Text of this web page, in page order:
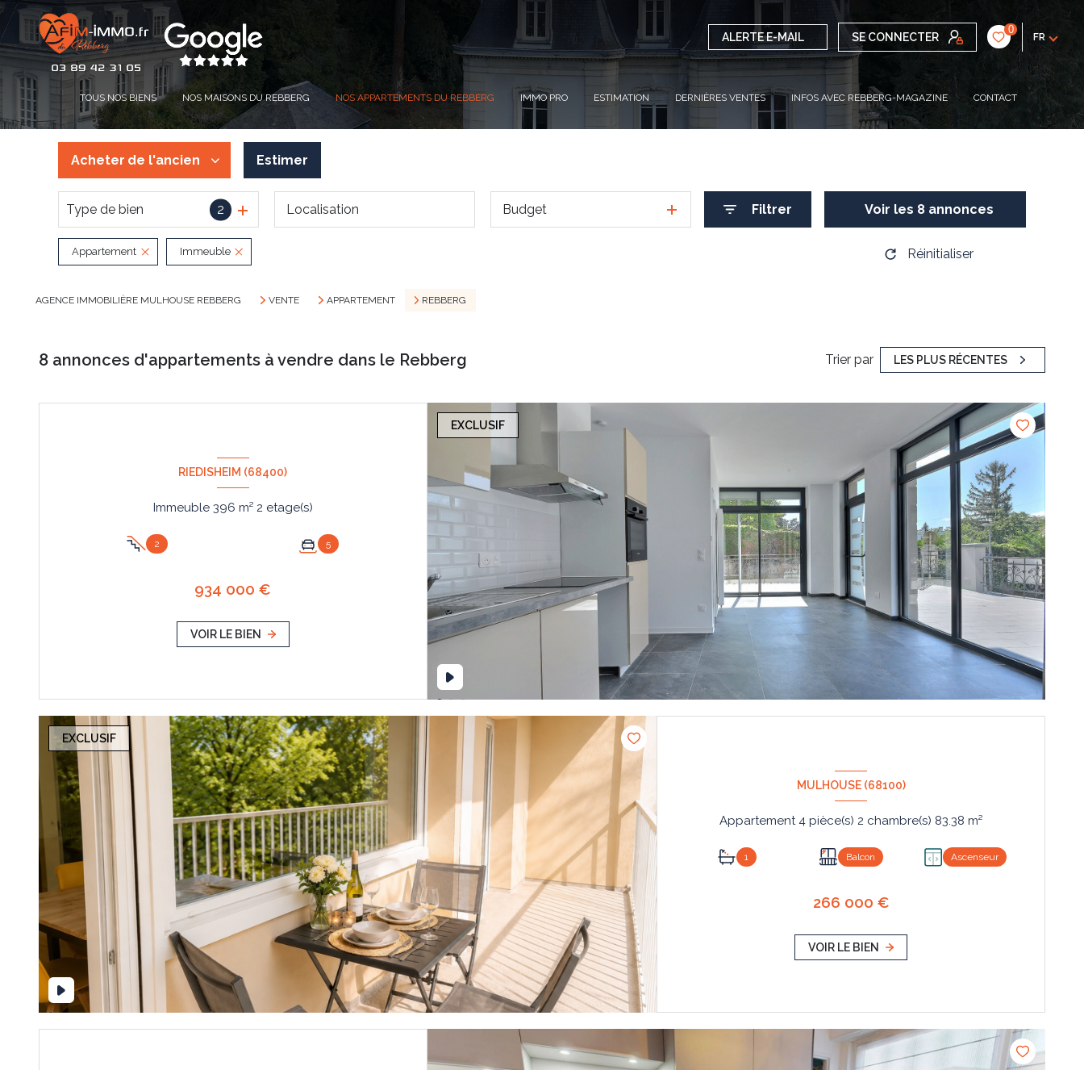
ALERTE E-MAIL SE CONNECTER
0
FR
TOUS NOS BIENS NOS MAISONS DU REBBERG NOS APPARTEMENTS DU REBBERG IMMO PRO ESTIMATION DERNIÈRES VENTES INFOS AVEC REBBERG-MAGAZINE CONTACT
Acheter de l'ancien
De l'ancien
De l'immo pro
Estimer
Type de bien 2 Budget Filtrer Voir les 8 annonces
Appartement Immeuble Réinitialiser
AGENCE IMMOBILIÈRE MULHOUSE REBBERG VENTE APPARTEMENT REBBERG
8 annonces d'appartements à vendre dans le Rebberg Trier par LES PLUS RÉCENTES
EXCLUSIF
RIEDISHEIM (68400)
Immeuble 396 m² 2 etage(s)
2 5
934 000 €
VOIR LE BIEN
EXCLUSIF
MULHOUSE (68100)
Appartement 4 pièce(s) 2 chambre(s) 83.38 m²
1 Balcon Ascenseur
266 000 €
VOIR LE BIEN